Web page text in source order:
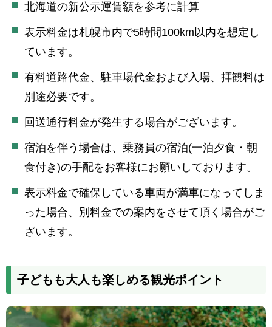
北海道の新公示運賃額を参考に計算
表示料金は札幌市内で5時間100km以内を想定し
ています。
有料道路代金、駐車場代金および入場、拝観料は
別途必要です。
回送通行料金が発生する場合がございます。
宿泊を伴う場合は、乗務員の宿泊(一泊夕食・朝
食付き)の手配をお客様にお願いしております。
表示料金で確保している車両が満車になってしま
った場合、別料金での案内をさせて頂く場合がご
ざいます。
子どもも大人も楽しめる観光ポイント